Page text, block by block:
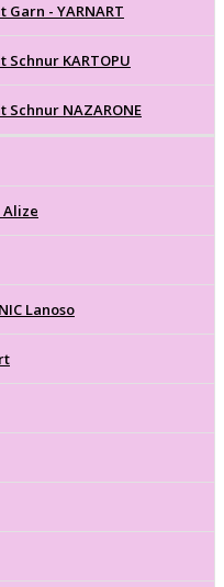
- YARNART
KARTOPU
NAZARONE
Alize
Lanoso